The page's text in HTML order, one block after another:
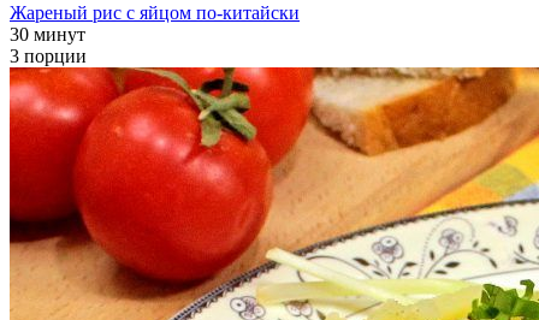
Жареный рис с яйцом по-китайски
30 минут
3 порции